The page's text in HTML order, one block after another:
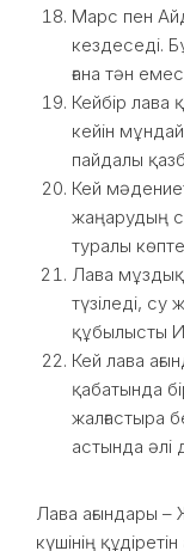
Марс пен
кездеседі.
ғана тән
Кейбір лава
кейін
пайдалы
Кей
жаңарудың
туралы
Лава
түзіледі, су
құбылысты
Кей лава
қабатында
жалғастыра
астында әлі
Лава ағындары –
күшінің